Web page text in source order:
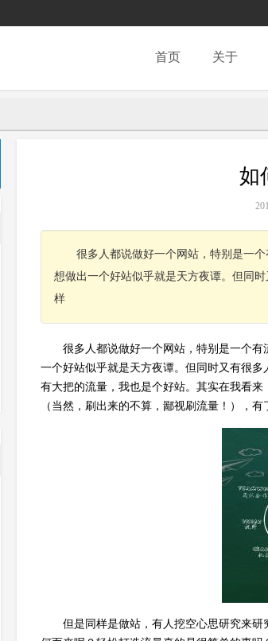
首页 关于
如
很多人都说做好一个网站，特别是一
想做出一个好站似乎就是天方夜谭。但同
样
很多人都说做好一个网站，特别是一个
一个好站似乎就是天方夜谭。但同时又有很
有大把的流量，我也是个好站。其实在我看
（当然，刷出来的不算，鄙视刷流量！），
但是同样是做站，有人挖空心思研究来